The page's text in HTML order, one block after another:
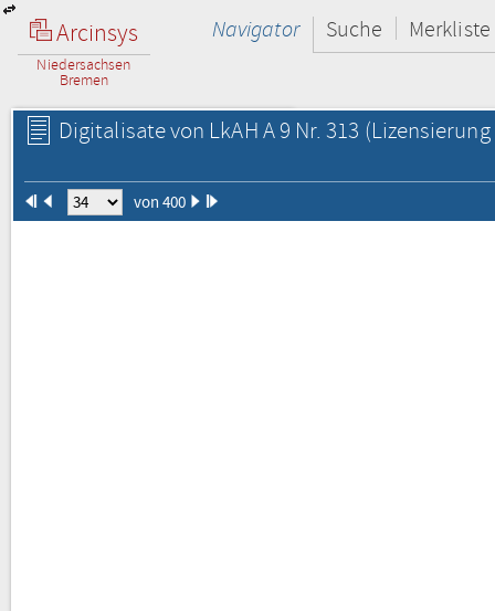
Arcinsys
Niedersachsen
Bremen
Navigator Suche Merkliste
Digitalisate von LkAH A 9 Nr. 313
von 400